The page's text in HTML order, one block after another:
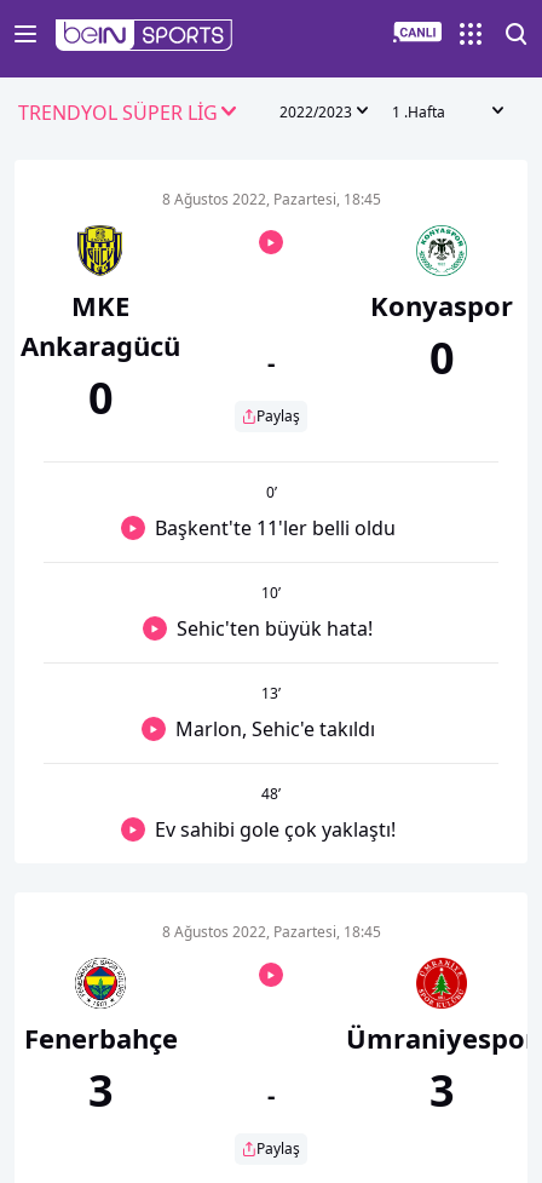
TRENDYOL SÜPER LİG 2022/2023 1 .Hafta
MKE
Ankaragücü
0
8 Ağustos 2022, Pazartesi, 18:45
-
Paylaş
Konyaspor
0
0’
Başkent'te 11'ler belli oldu
10’
Sehic'ten büyük hata!
13’
Marlon, Sehic'e takıldı
48’
Ev sahibi gole çok yaklaştı!
Fenerbahçe
3
8 Ağustos 2022, Pazartesi, 18:45
-
Paylaş
Ümraniyespor
3